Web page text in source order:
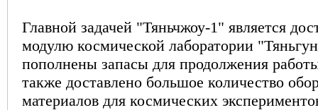
Главной задачей "Тяньчжоу-1" является
модулю космической лаборатории
пополнены запасы для продолжения
также доставлено большое количество
материалов для космических